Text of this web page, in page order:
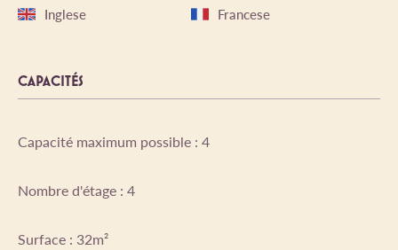
Inglese Francese
CAPACITÉS
Capacité maximum possible : 4
Nombre d'étage : 4
Surface : 32m²